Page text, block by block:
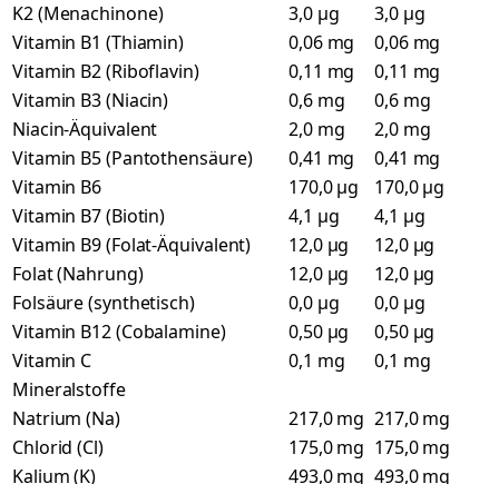
K2 (Menachinone)
3,0 µg
3,0 µg
Vitamin B1 (Thiamin)
0,06 mg
0,06 mg
Vitamin B2 (Riboflavin)
0,11 mg
0,11 mg
Vitamin B3 (Niacin)
0,6 mg
0,6 mg
Niacin-Äquivalent
2,0 mg
2,0 mg
Vitamin B5 (Pantothensäure)
0,41 mg
0,41 mg
Vitamin B6
170,0 µg
170,0 µg
Vitamin B7 (Biotin)
4,1 µg
4,1 µg
Vitamin B9 (Folat-Äquivalent)
12,0 µg
12,0 µg
Folat (Nahrung)
12,0 µg
12,0 µg
Folsäure (synthetisch)
0,0 µg
0,0 µg
Vitamin B12 (Cobalamine)
0,50 µg
0,50 µg
Vitamin C
0,1 mg
0,1 mg
Mineralstoffe
Natrium (Na)
217,0 mg 217,0 mg
Chlorid (Cl)
175,0 mg 175,0 mg
Kalium (K)
493,0 mg 493,0 mg